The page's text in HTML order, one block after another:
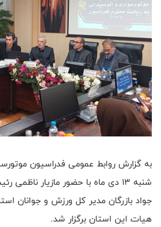
به گزارش روابط عمومی فدراسیون
شنبه ۱۳ دی ماه با حضور مازیار
جواد بازرگان مدیر کل ورزش و جوانان
هیات این استان برگزار شد.